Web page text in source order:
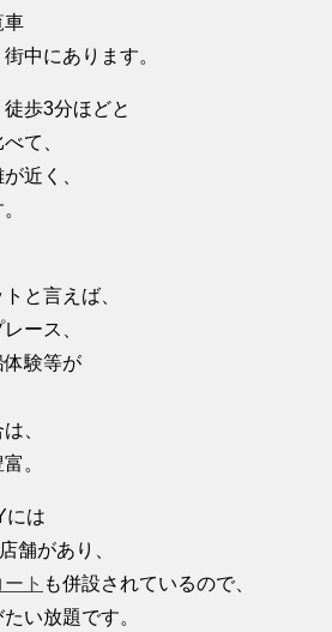
車
中にあります。
歩3分ほどと
て、
近く、
と言えば、
ース、
体験等が
、
。
には
舗があり、
ト も併設されているので、
い放題です。